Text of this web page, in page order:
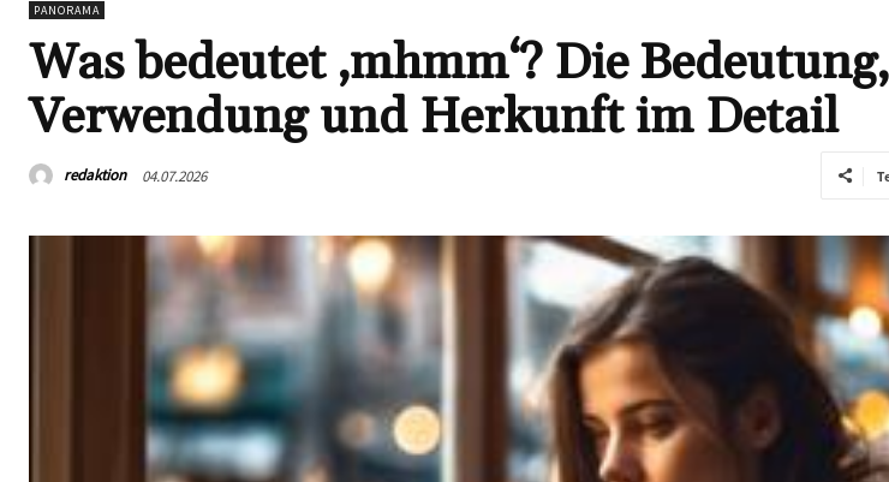
PANORAMA
Was bedeutet ‚mhmm‘? Die Bedeutung,
Verwendung und Herkunft im Detail
redaktion 04.07.2026